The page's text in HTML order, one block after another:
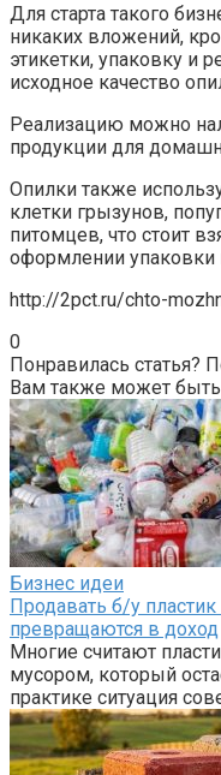
Для старта такого
никаких вложений,
этикетки, упаковку и
исходное качество
Реализацию можно
продукции для
Опилки также
клетки грызунов,
питомцев, что стоит
оформлении упаковки
http://2pct.ru/chto-
0
Понравилась статья?
Вам также может быть
Бизнес идеи
Продавать б/у
превращаются в доход
Многие считают
мусором, который
практике ситуация